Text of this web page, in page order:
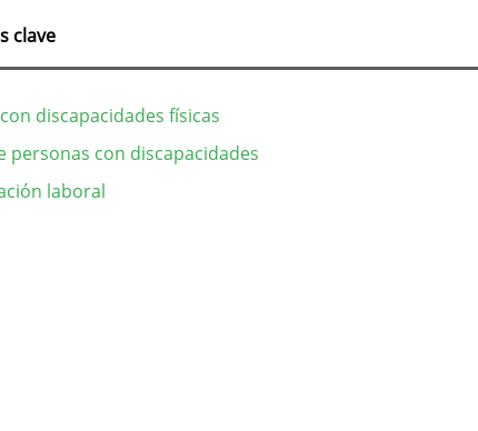
clave
discapacidades físicas
personas con discapacidades
laboral